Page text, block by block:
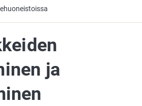
ja